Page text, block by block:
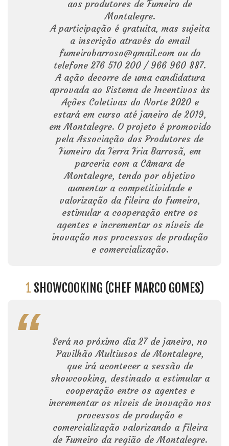
aos produtores de Fumeiro de
Montalegre.
A participação é gratuita, mas sujeita
a inscrição através do email
fumeirobarroso@gmail.com ou do
telefone 276 510 200 / 966 960 887.
A ação decorre de uma candidatura
aprovada ao Sistema de Incentivos às
Ações Coletivas do Norte 2020 e
estará em curso até janeiro de 2019,
em Montalegre. O projeto é promovido
pela Associação dos Produtores de
Fumeiro da Terra Fria Barrosã, em
parceria com a Câmara de
Montalegre, tendo por objetivo
aumentar a competitividade e
valorização da fileira do fumeiro,
estimular a cooperação entre os
agentes e incrementar os níveis de
inovação nos processos de produção
e comercialização.
1 SHOWCOOKING (CHEF MARCO GOMES)
Será no próximo dia 27 de janeiro, no
Pavilhão Multiusos de Montalegre,
que irá acontecer a sessão de
showcooking, destinado a estimular a
cooperação entre os agentes e
incrementar os níveis de inovação nos
processos de produção e
comercialização valorizando a fileira
de Fumeiro da região de Montalegre.